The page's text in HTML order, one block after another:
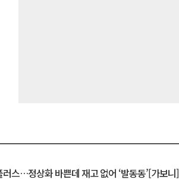
스…정상화 바쁜데 재고 없어 ‘발동동’[가보니]